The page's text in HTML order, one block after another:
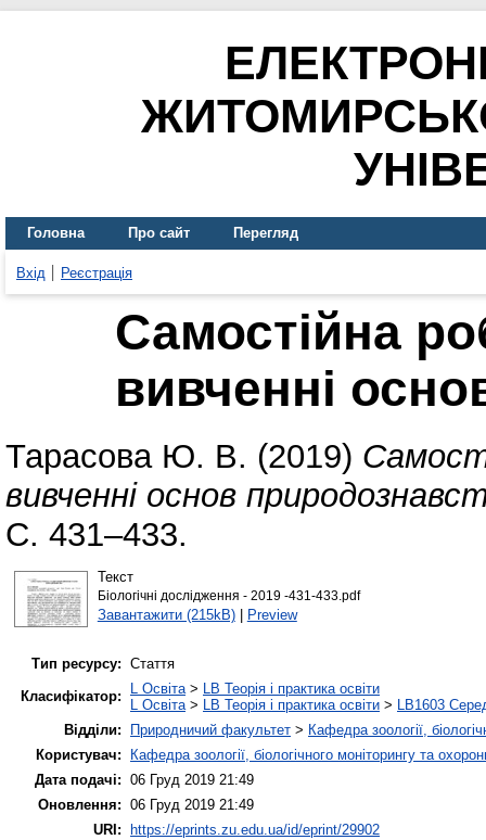
Головна Про сайт Перегляд
Вхід Реєстрація
Самостійна
вивченні
Тарасова Ю. В. (2019)
вивченні основ
С. 431–433.
Текст
Біологічні дослідження - 2019 -431-433.pdf
Завантажити (215kB)| Preview
Тип ресурсу: Стаття
Класифікатор:
L Освіта> LB Теорія і практика освіти
L Освіта> LB Теорія і практика освіти > LB1603
Відділи:
Природничий факультет > Кафедра зоології,
Користувач:
Кафедра зоології, біологічного моніторингу та
Дата подачі: 06 Груд 2019 21:49
Оновлення: 06 Груд 2019 21:49
URI:
https://eprints.zu.edu.ua/id/eprint/29902